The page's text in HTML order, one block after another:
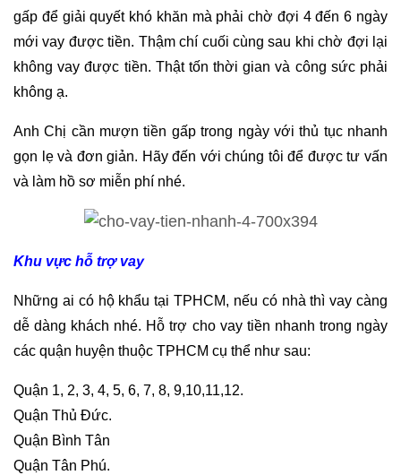
gấp để giải quyết khó khăn mà phải chờ đợi 4 đến 6 ngày
mới vay được tiền. Thậm chí cuối cùng sau khi chờ đợi lại
không vay được tiền. Thật tốn thời gian và công sức phải
không ạ.
Anh Chị cần mượn tiền gấp trong ngày với thủ tục nhanh
gọn lẹ và đơn giản. Hãy đến với chúng tôi để được tư vấn
và làm hồ sơ miễn phí nhé.
Khu vực hỗ trợ vay
Những ai có hộ khẩu tại TPHCM, nếu có nhà thì vay càng
dễ dàng khách nhé. Hỗ trợ cho vay tiền nhanh trong ngày
các quận huyện thuộc TPHCM cụ thể như sau:
Quận 1, 2, 3, 4, 5, 6, 7, 8, 9,10,11,12.
Quận Thủ Đức.
Quận Bình Tân
Quận Tân Phú.